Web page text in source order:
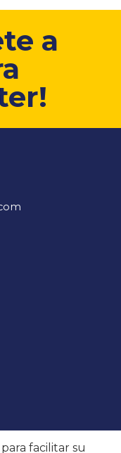
a
facilitar su